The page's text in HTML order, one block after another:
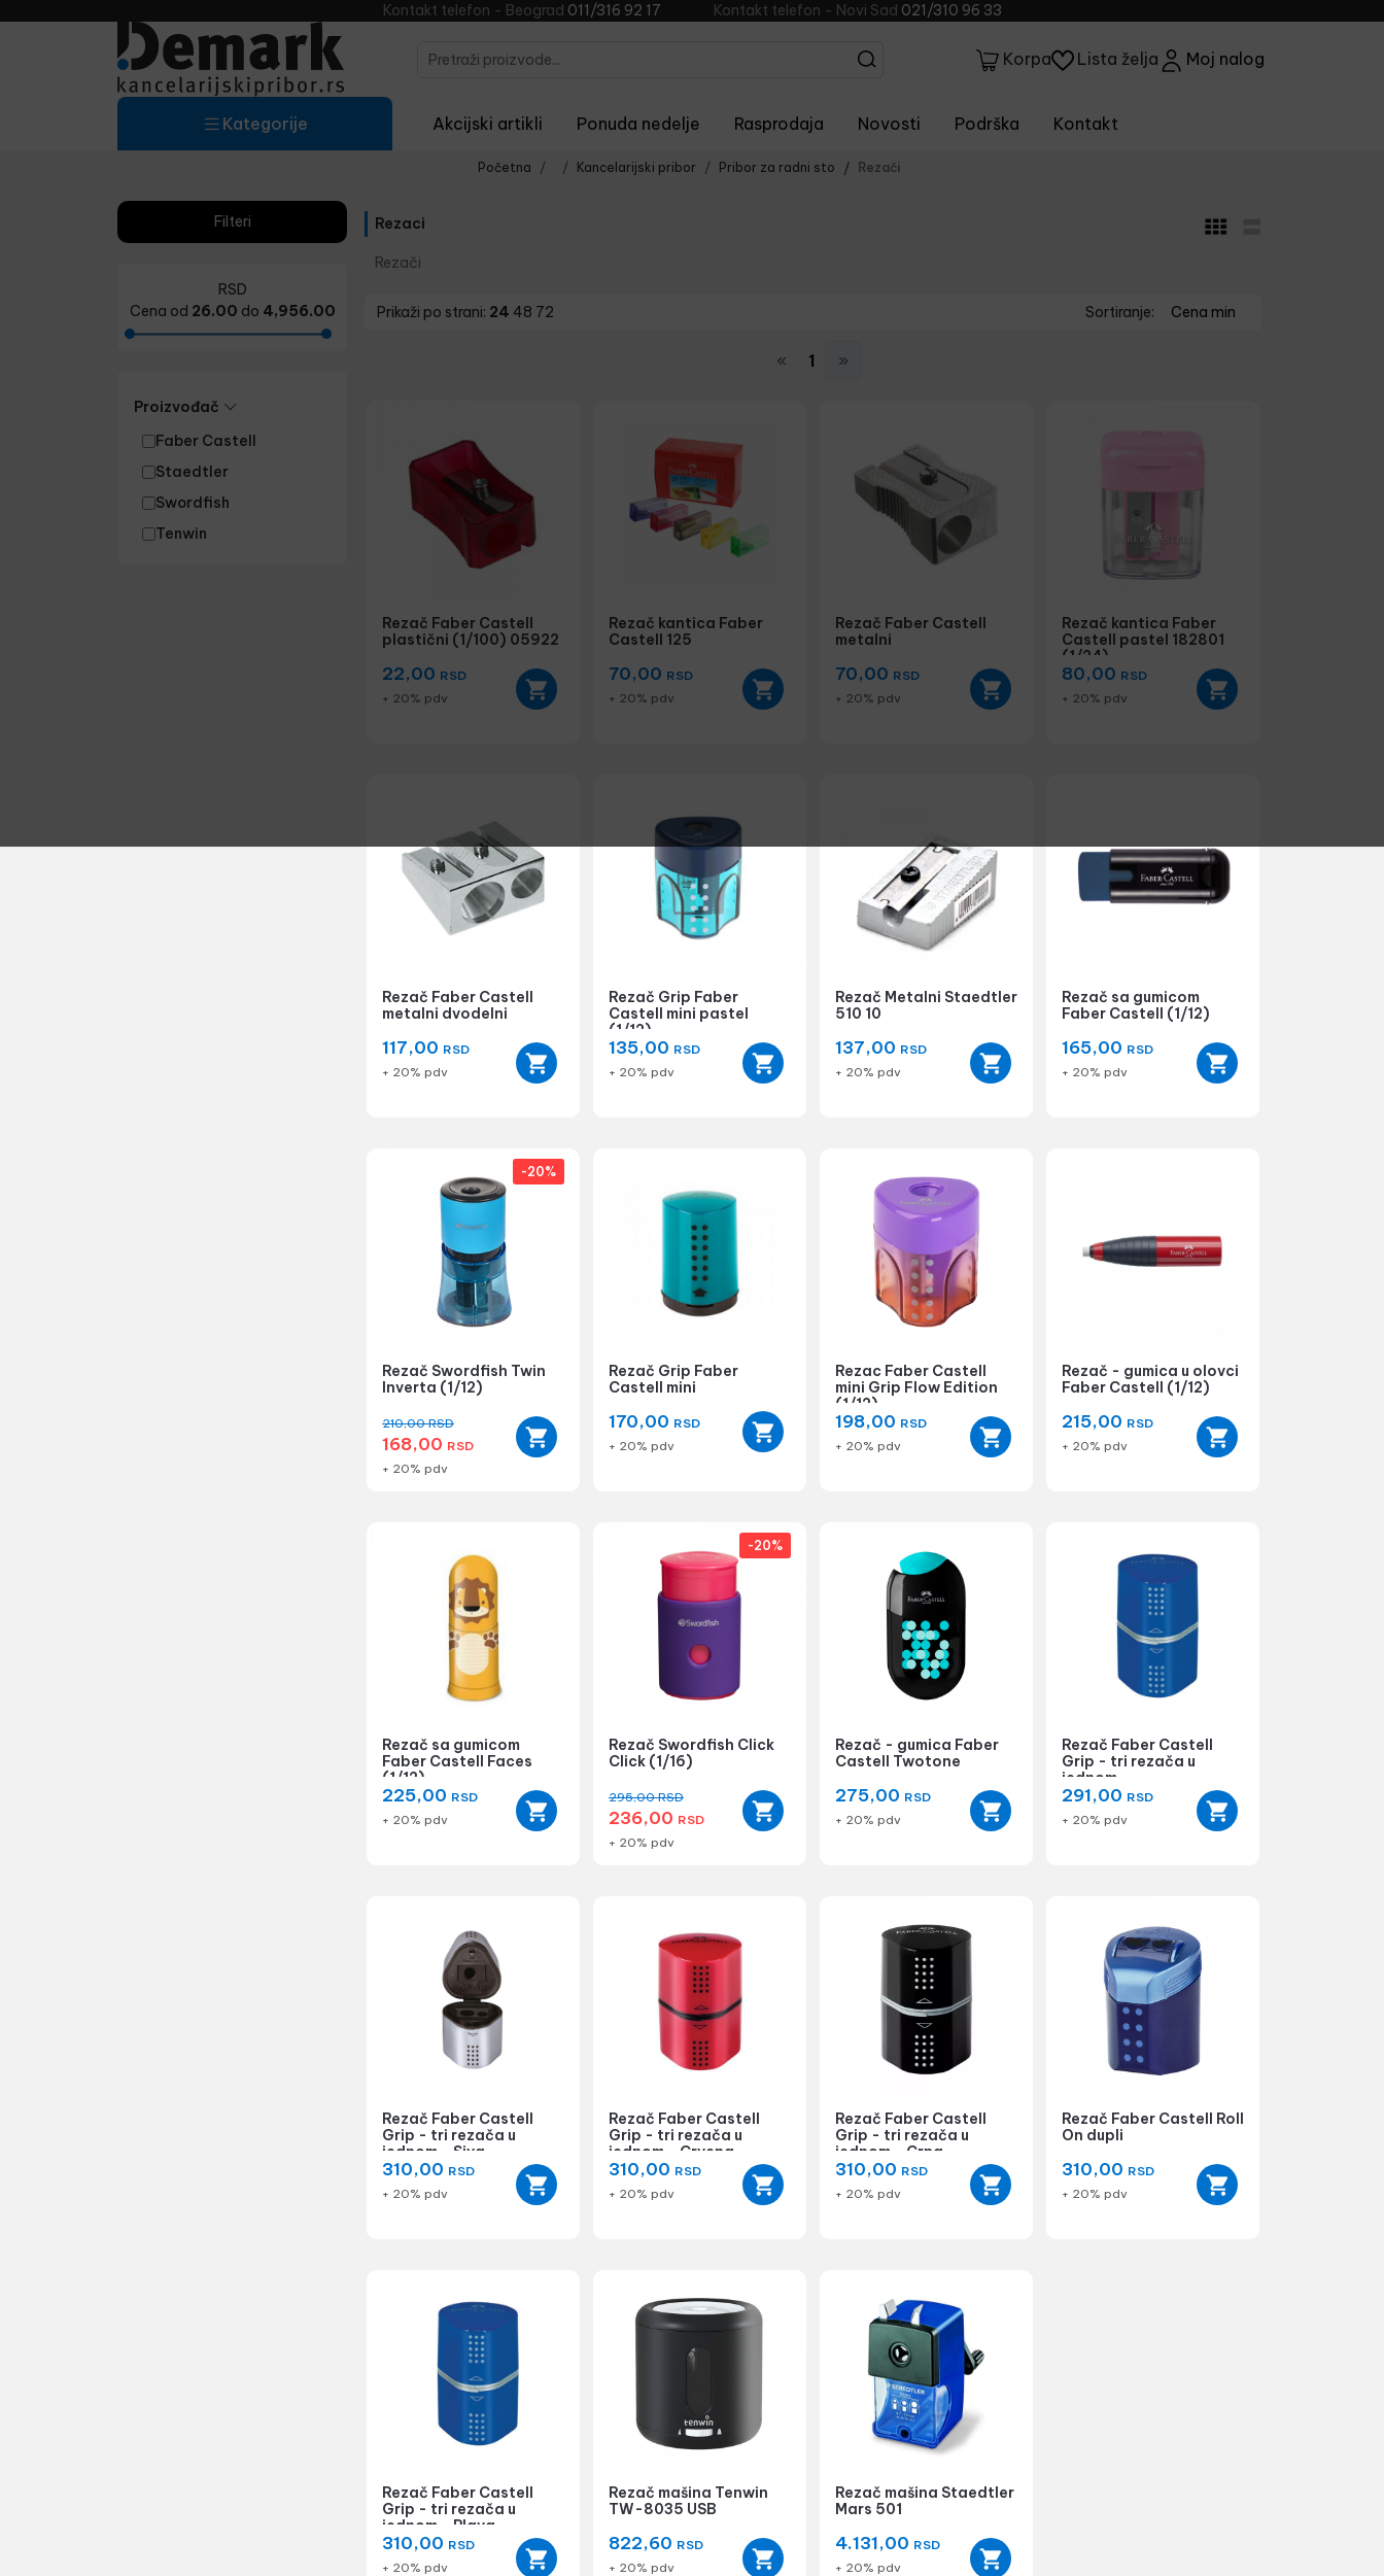
Kontakt telefon - Beograd 011/316 92 17 Kontakt telefon - Novi Sad 021/310 96 33
Moj nalog
Korpa Lista želja
Kategorije Akcijski artikli Ponuda nedelje Rasprodaja Novosti Podrška Kontakt
Početna Kancelarijski pribor Pribor za radni sto Rezači
Filteri
RSD
Cena od 26.00 do 4,956.00
Proizvođač
Faber Castell
Staedtler
Swordfish
Tenwin
Rezaci
Rezači
Prikaži po strani: 24 48 72 Sortiranje: Cena min
« 1 »
Rezač Faber Castell
plastični (1/100) 05922
22,00 RSD
+ 20% pdv
Rezač kantica Faber
Castell 125
70,00 RSD
+ 20% pdv
Rezač Faber Castell
metalni
70,00 RSD
+ 20% pdv
Rezač kantica Faber
Castell pastel 182801
(1/24)
80,00 RSD
+ 20% pdv
Rezač Faber Castell
metalni dvodelni
117,00 RSD
+ 20% pdv
Rezač Grip Faber
Castell mini pastel
(1/12)
135,00 RSD
+ 20% pdv
Rezač Metalni Staedtler
510 10
137,00 RSD
+ 20% pdv
Rezač sa gumicom
Faber Castell (1/12)
165,00 RSD
+ 20% pdv
Rezač Swordfish Twin
Inverta (1/12)
210,00RSD
168,00 RSD
-20%
+ 20% pdv
Rezač Grip Faber
Castell mini
170,00 RSD
+ 20% pdv
Rezac Faber Castell
mini Grip Flow Edition
(1/12)
198,00 RSD
+ 20% pdv
Rezač - gumica u olovci
Faber Castell (1/12)
215,00 RSD
+ 20% pdv
Rezač sa gumicom
Faber Castell Faces
(1/12)
225,00 RSD
+ 20% pdv
Rezač Swordfish Click
Click (1/16)
295,00RSD
236,00 RSD
-20%
+ 20% pdv
Rezač - gumica Faber
Castell Twotone
275,00 RSD
+ 20% pdv
Rezač Faber Castell
Grip - tri rezača u
jednom
291,00 RSD
+ 20% pdv
Rezač Faber Castell
Grip - tri rezača u
jednom - Siva
310,00 RSD
+ 20% pdv
Rezač Faber Castell
Grip - tri rezača u
jednom - Crvena
310,00 RSD
+ 20% pdv
Rezač Faber Castell
Grip - tri rezača u
jednom - Crna
310,00 RSD
+ 20% pdv
Rezač Faber Castell Roll
On dupli
310,00 RSD
+ 20% pdv
Rezač Faber Castell
Grip - tri rezača u
jednom - Plava
310,00 RSD
+ 20% pdv
Rezač mašina Tenwin
TW-8035 USB
822,60 RSD
+ 20% pdv
Rezač mašina Staedtler
Mars 501
4.131,00 RSD
+ 20% pdv